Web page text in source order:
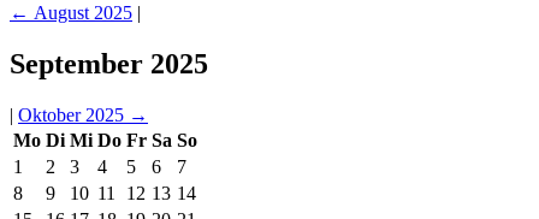
← August 2025 |
September 2025
| Oktober 2025 →
Mo Di Mi Do Fr Sa So
1
2 3 4 5 6
7
8
9 10 11 12 13 14